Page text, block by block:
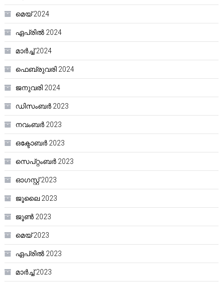
മെയ്‌ 2024
ഏപ്രിൽ 2024
മാർച്ച്‌ 2024
ഫെബ്രുവരി 2024
ജനുവരി 2024
ഡിസംബർ 2023
നവംബർ 2023
ഒക്ടോബർ 2023
സെപ്റ്റംബർ 2023
ഓഗസ്റ്റ്‌ 2023
ജൂലൈ 2023
ജൂൺ 2023
മെയ്‌ 2023
ഏപ്രിൽ 2023
മാർച്ച്‌ 2023